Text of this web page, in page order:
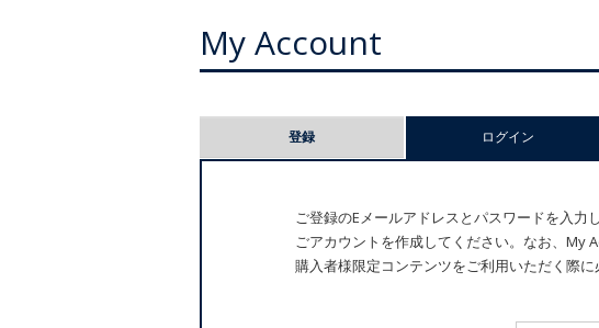
My Account
登録 ログイン
ご登録のEメールアドレスとパスワードを入
ごアカウントを作成してください。なお、My
購入者様限定コンテンツをご利用いただく際に